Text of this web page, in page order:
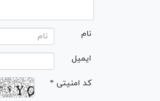
نام
ایمیل
* کد امنیتی